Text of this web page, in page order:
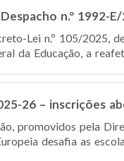
n.º 1992-
Lei n.º 105/2025,
da Educação, a
26 – inscrições
promovidos pela
desafia as